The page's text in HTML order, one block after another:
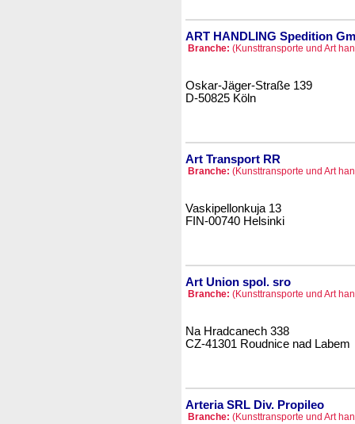
ART HANDLING Spedition
Branche: (Kunsttransporte und Art
Oskar-Jäger-Straße 139
D-50825 Köln
Art Transport RR
Branche: (Kunsttransporte und Art
Vaskipellonkuja 13
FIN-00740 Helsinki
Art Union spol. sro
Branche: (Kunsttransporte und Art
Na Hradcanech 338
CZ-41301 Roudnice nad Labem
Arteria SRL Div. Propileo
Branche: (Kunsttransporte und Art